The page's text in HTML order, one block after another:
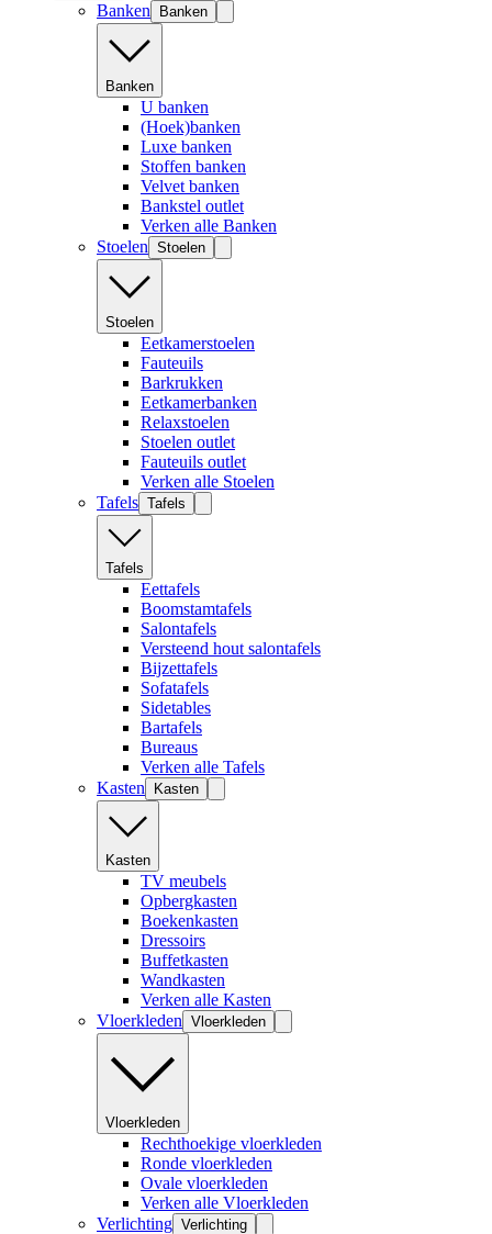
Banken Banken
Banken
U banken
(Hoek)banken
Luxe banken
Stoffen banken
Velvet banken
Bankstel outlet
Verken alle Banken
Stoelen Stoelen
Stoelen
Eetkamerstoelen
Fauteuils
Barkrukken
Eetkamerbanken
Relaxstoelen
Stoelen outlet
Fauteuils outlet
Verken alle Stoelen
Tafels Tafels
Tafels
Eettafels
Boomstamtafels
Salontafels
Versteend hout salontafels
Bijzettafels
Sofatafels
Sidetables
Bartafels
Bureaus
Verken alle Tafels
Kasten
Kasten
Kasten
TV meubels
Opbergkasten
Boekenkasten
Dressoirs
Buffetkasten
Wandkasten
Verken alle Kasten
Vloerkleden Vloerkleden
Vloerkleden
Rechthoekige vloerkleden
Ronde vloerkleden
Ovale vloerkleden
Verken alle Vloerkleden
Verlichting Verlichting